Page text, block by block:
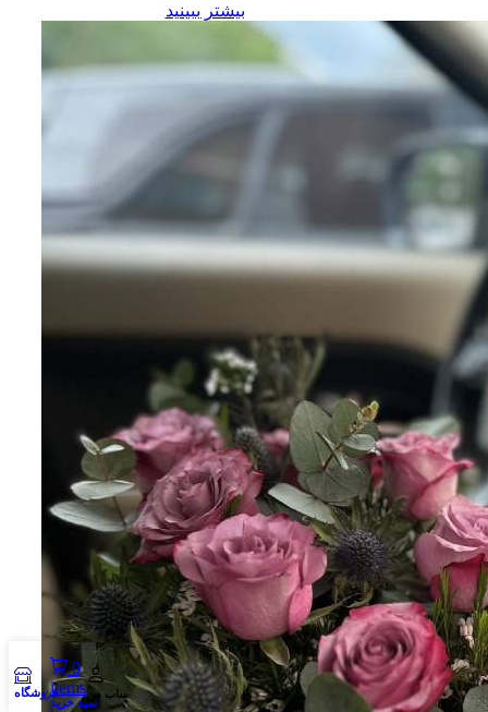
بیشتر ببینید
فروشگاه
0
items
سبد خرید
حساب من